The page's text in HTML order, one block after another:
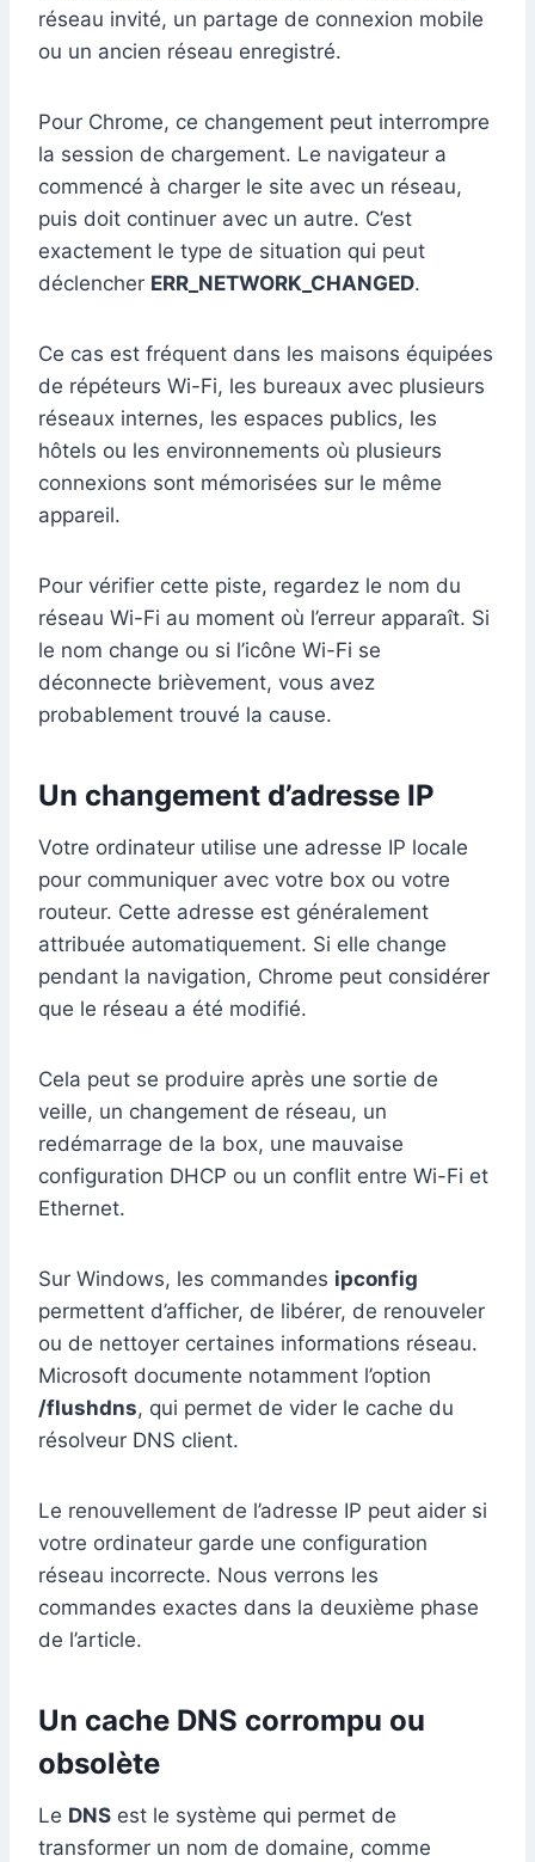
réseau invité, un partage de connexion mobile
ou un ancien réseau enregistré.
Pour Chrome, ce changement peut interrompre
la session de chargement. Le navigateur a
commencé à charger le site avec un réseau,
puis doit continuer avec un autre. C’est
exactement le type de situation qui peut
déclencher ERR_NETWORK_CHANGED.
Ce cas est fréquent dans les maisons équipées
de répéteurs Wi-Fi, les bureaux avec plusieurs
réseaux internes, les espaces publics, les
hôtels ou les environnements où plusieurs
connexions sont mémorisées sur le même
appareil.
Pour vérifier cette piste, regardez le nom du
réseau Wi-Fi au moment où l’erreur apparaît. Si
le nom change ou si l’icône Wi-Fi se
déconnecte brièvement, vous avez
probablement trouvé la cause.
Un changement d’adresse IP
Votre ordinateur utilise une adresse IP locale
pour communiquer avec votre box ou votre
routeur. Cette adresse est généralement
attribuée automatiquement. Si elle change
pendant la navigation, Chrome peut considérer
que le réseau a été modifié.
Cela peut se produire après une sortie de
veille, un changement de réseau, un
redémarrage de la box, une mauvaise
configuration DHCP ou un conflit entre Wi-Fi et
Ethernet.
Sur Windows, les commandes ipconfig
permettent d’afficher, de libérer, de renouveler
ou de nettoyer certaines informations réseau.
Microsoft documente notamment l’option
/flushdns, qui permet de vider le cache du
résolveur DNS client.
Le renouvellement de l’adresse IP peut aider si
votre ordinateur garde une configuration
réseau incorrecte. Nous verrons les
commandes exactes dans la deuxième phase
de l’article.
Un cache DNS corrompu ou
obsolète
Le DNS est le système qui permet de
transformer un nom de domaine, comme